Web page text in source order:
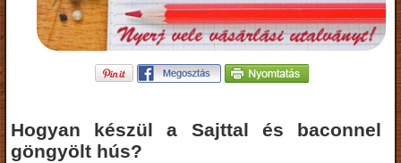
Hogyan készül a Sajttal és baconnel
göngyölt hús?